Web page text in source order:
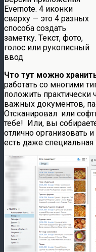
Evernote. 4 иконки
сверху — это 4 разных
способа создать
заметку. Текст, фото,
голос или рукописный
ввод
Что тут можно
работать со многими
положить практически
важных документов,
Отсканировал или
тебе! Или, вы
отлично организовать
есть даже